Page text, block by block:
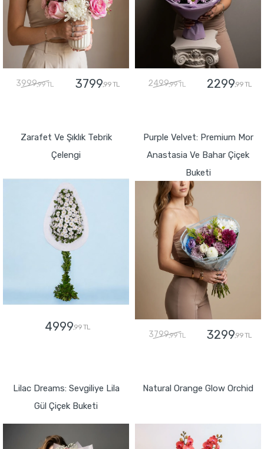
3999,99 TL 3799,99 TL 2499,99 TL 2299,99 TL
Zarafet Ve Şıklık Tebrik
Çelengi
4999,99 TL
Purple Velvet: Premium Mor
Anastasia Ve Bahar Çiçek
Buketi
3799,99 TL 3299,99 TL
Lilac Dreams: Sevgiliye Lila
Gül Çiçek Buketi
Natural Orange Glow Orchid